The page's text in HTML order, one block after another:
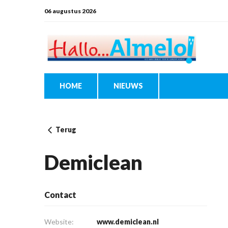
06 augustus 2026
HOME NIEUWS
Terug
Demiclean
Contact
Website: www.demiclean.nl